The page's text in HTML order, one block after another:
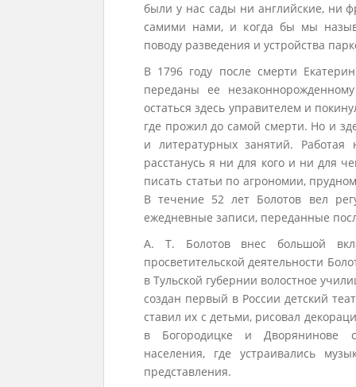
были у нас сады ни английские, ни
самими нами, и когда бы мы
поводу разведения и устройства
В 1796 году после смерти
переданы ее
остаться здесь управителем и
где прожил до самой смерти. Но и
и литературных занятий.
расстанусь я ни для кого и ни для
писать статьи по агрономии,
В течение 52 лет Болотов вел
ежедневные записи, переданные
А. Т. Болотов внес большой
просветительской деятельности
в Тульской губернии волостное
создан первый в России детский
ставил их с детьми, рисовал
в Богородицке и Дворянинове
населения, где устраивались
представления.